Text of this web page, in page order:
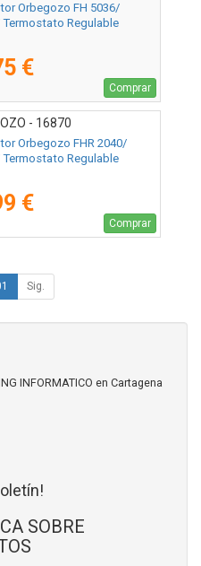
Orbegozo FH 5036/
Termostato Regulable
€
Comprar
- 16870
Orbegozo FHR 2040/
Termostato Regulable
€
Comprar
Sig.
INFORMATICO en Cartagena
SOBRE